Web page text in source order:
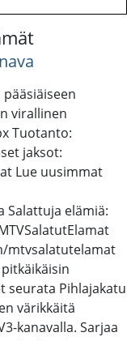
virallinen
Tuotanto:
jaksot:
Lue uusimmat
Salattuja elämiä:
mtvsalatutelamat
seurata Pihlajakatu
värikkäitä
kanavalla. Sarjaa